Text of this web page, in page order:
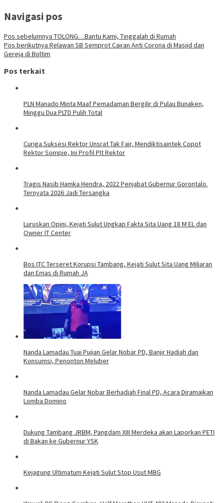
Navigasi pos
Pos sebelumnya TOLONG…Bantu Kami, Tinggalah di Rumah
Pos berikutnya Relawan SB Semprot Cairan Anti Corona di Masjid dan
Gereja di Boltim
Pos terkait
PLN Manado Minta Maaf Pemadaman Bergilir di Pulau Bunaken,
Minggu Dua PLTD Pulih Total
Curiga Suksesi Rektor Unsrat Tak Fair, Mendiktisaintek Copot
Rektor Sompie, Ini Profil Plt Rektor
Tragis Nasib Hamka Hendra, 2022 Penjabat Gubernur Gorontalo.
Ternyata 2026 Jadi Tersangka
Luruskan Opini, Kejati Sulut Ungkap Fakta Sita Uang 18 M EL dan
Owner IT Center
Bos ITC Terseret Korupsi Tambang, Kejati Sulut Sita Uang Miliaran
dan Emas di Rumah JA
Nanda Lamadau Tuai Pujian Gelar Nobar PD, Banjir Hadiah dan
Konsumsi, Penonton Meluber
Nanda Lamadau Gelar Nobar Berhadiah Final PD, Acara Diramaikan
Lomba Domino
Dukung Tambang JRBM, Pangdam XIII Merdeka akan Laporkan PETI
di Bakan ke Gubernur YSK
Kejagung Ultimatum Kejati Sulut Stop Usut MBG